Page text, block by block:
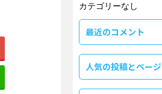
カテゴリーなし
最近のコメント
人気の投稿とページ